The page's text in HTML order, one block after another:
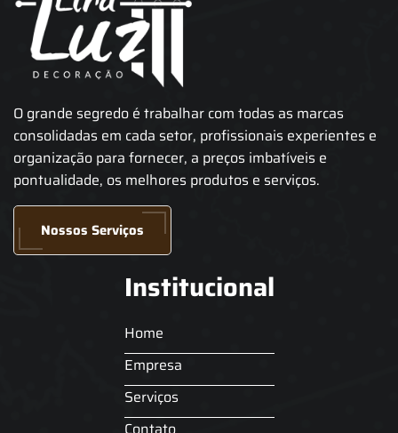
O grande segredo é trabalhar com todas as marcas
consolidadas em cada setor, profissionais experientes e
organização para fornecer, a preços imbatíveis e
pontualidade, os melhores produtos e serviços.
Nossos Serviços
Institucional
Home
Empresa
Serviços